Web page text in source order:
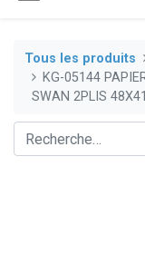
Tous les produits
KG-05144
SWAN 2PLIS